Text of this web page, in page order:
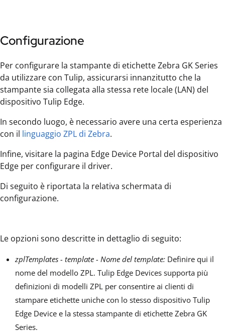
Configurazione
Per configurare la stampante di etichette Zebra GK Series
da utilizzare con Tulip, assicurarsi innanzitutto che la
stampante sia collegata alla stessa rete locale (LAN) del
dispositivo Tulip Edge.
In secondo luogo, è necessario avere una certa esperienza
con il linguaggio ZPL di Zebra.
Infine, visitare la pagina Edge Device Portal del dispositivo
Edge per configurare il driver.
Di seguito è riportata la relativa schermata di
configurazione.
Le opzioni sono descritte in dettaglio di seguito:
zplTemplates - template - Nome del template: Definire qui il
nome del modello ZPL. Tulip Edge Devices supporta più
definizioni di modelli ZPL per consentire ai clienti di
stampare etichette uniche con lo stesso dispositivo Tulip
Edge Device e la stessa stampante di etichette Zebra GK
Series.